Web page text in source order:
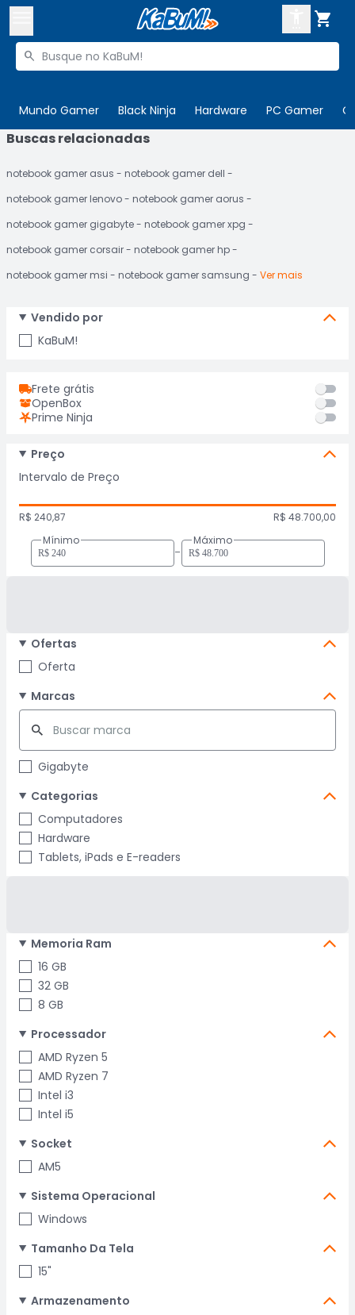

Buscar produtos

Mundo Gamer Black Ninja Hardware PC Gamer

 Departamentos
Cupons
Mais Vendidos
ENTRE
CADASTRE-SE
Buscas relacionadas
notebook gamer asus
notebook gamer dell
notebook gamer lenovo
notebook gamer aorus
notebook gamer gigabyte
notebook gamer xpg
notebook gamer corsair
notebook gamer hp
notebook gamer msi
notebook gamer samsung Ver mais
Vendido por
KaBuM!
Frete grátis
OpenBox
Prime Ninja
Preço
Intervalo de Preço
R$ 240,87
R$ 48.700,00
Mínimo
-
Máximo
Ofertas
Oferta
Marcas
Gigabyte
Categorias
Computadores
Hardware
Tablets, iPads e E-readers
Memoria Ram
16 GB
32 GB
8 GB
Processador
AMD Ryzen 5
AMD Ryzen 7
Intel i3
Intel i5
Socket
AM5
Sistema Operacional
Windows
Tamanho Da Tela
15"
Armazenamento